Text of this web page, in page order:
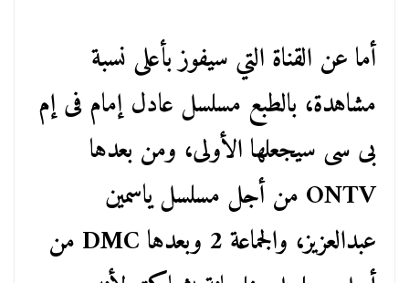
أما عن القناة التي سيفوز بأعلى نسبة
مشاهدة، بالطبع مسلسل عادل إمام فى إم
بى سى سيجعلها الأولى، ومن بعدها
ONTV من أجل مسلسل ياسمين
عبدالعزيز، والجماعة 2 وبعدها DMC من